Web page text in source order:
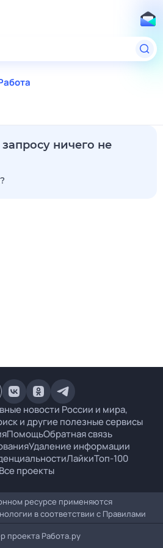
ничего не
новости России и мира,
и другие полезные сервисы
ПомощьОбратная связь
Удаление информации
ЛайкиТоп-100
Все проекты
ресурсе применяются
в соответствии с Правилами
проекта Работа.ру